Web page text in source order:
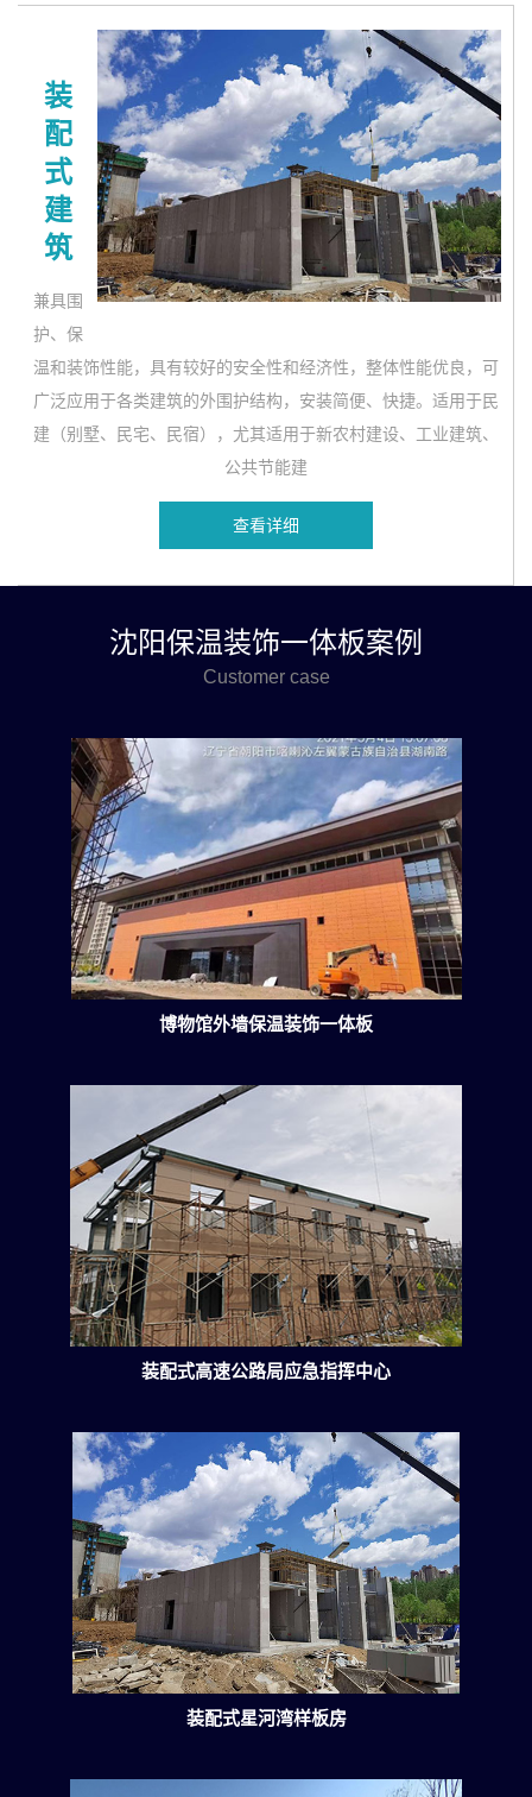
装
配
式
建
筑
兼具围
护、保
温和装饰性能，具有较好的安全性和经济性，整体性能优良，可
广泛应用于各类建筑的外围护结构，安装简便、快捷。适用于民
建（别墅、民宅、民宿），尤其适用于新农村建设、工业建筑、
公共节能建
查看详细
沈阳保温装饰一体板案例
Customer case
博物馆外墙保温装饰一体板
装配式高速公路局应急指挥中心
装配式星河湾样板房